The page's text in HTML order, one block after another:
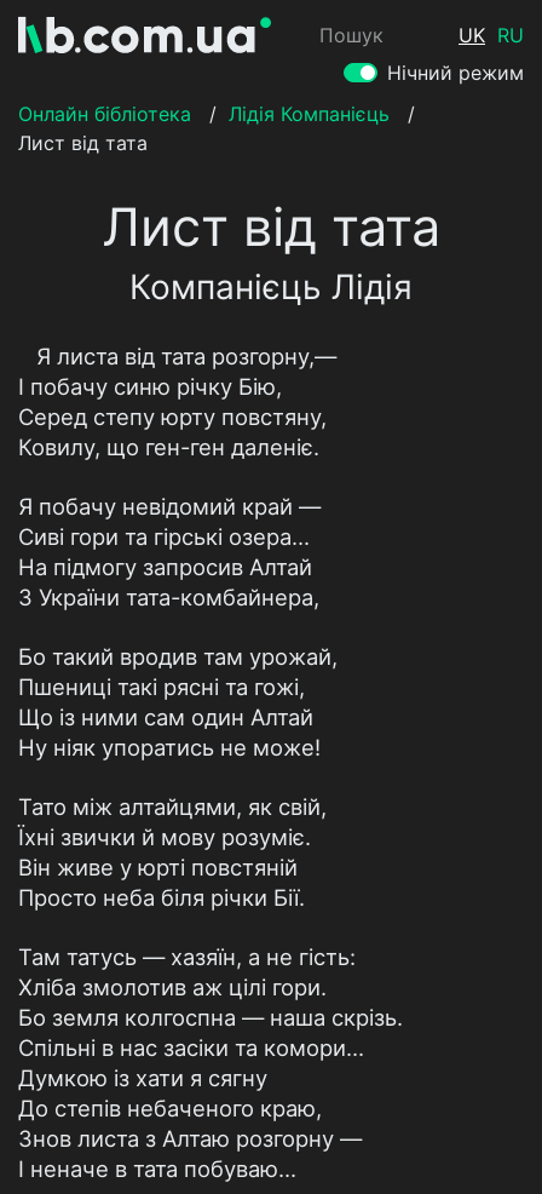
Пошук UK RU
Нічний режим
Онлайн бібліотека
/ Лідія Компанієць
/
Лист від тата
Лист від тата
Компанієць Лідія
Я листа від тата розгорну,—
І побачу синю річку Бію,
Серед степу юрту повстяну,
Ковилу, що ген-ген даленіє.
Я побачу невідомий край —
Сиві гори та гірські озера...
На підмогу запросив Алтай
З України тата-комбайнера,
Бо такий вродив там урожай,
Пшениці такі рясні та гожі,
Що із ними сам один Алтай
Ну ніяк упоратись не може!
Тато між алтайцями, як свій,
Їхні звички й мову розуміє.
Він живе у юрті повстяній
Просто неба біля річки Бії.
Там татусь — хазяїн, а не гість:
Хліба змолотив аж цілі гори.
Бо земля колгоспна — наша скрізь.
Спільні в нас засіки та комори...
Думкою із хати я сягну
До степів небаченого краю,
Знов листа з Алтаю розгорну —
І неначе в тата побуваю...